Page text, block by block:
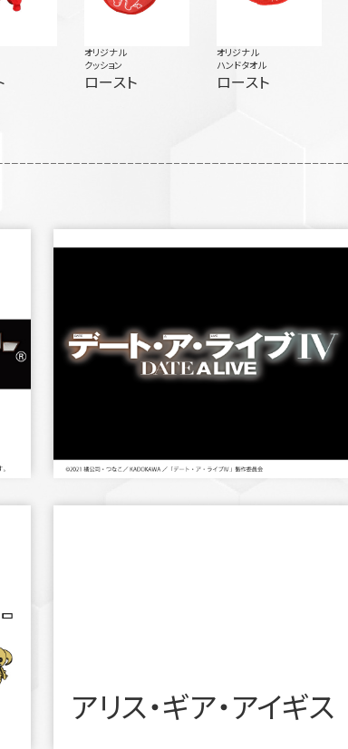
オリジナル
クッション
ロースト
オリジナル
ハンドタオル
ロースト
アリス・ギア・アイギス